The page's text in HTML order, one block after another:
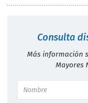
Consulta
Más información
Mayores